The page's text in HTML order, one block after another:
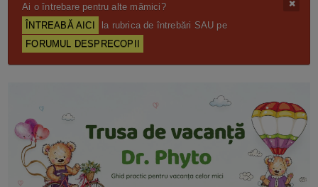
Ai o întrebare pentru alte mămici?
ÎNTREABĂ AICI
la rubrica de întrebări SAU pe
FORUMUL DESPRECOPII